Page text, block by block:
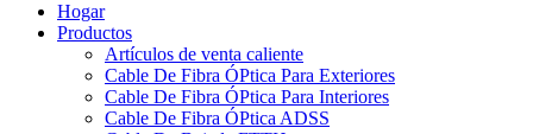
Hogar
Productos
Artículos de venta caliente
Cable De Fibra ÓPtica Para Exteriores
Cable De Fibra ÓPtica Para Interiores
Cable De Fibra ÓPtica ADSS